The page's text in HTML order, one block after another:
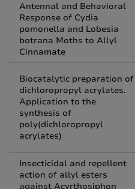
Antennal and Behavioral
Response of Cydia
pomonella and Lobesia
botrana Moths to Allyl
Cinnamate
Biocatalytic preparation of
dichloropropyl acrylates.
Application to the
synthesis of
poly(dichloropropyl
acrylates)
Insecticidal and repellent
action of allyl esters
against Acyrthosiphon